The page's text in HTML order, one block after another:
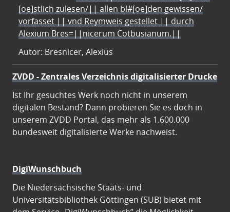
[oe]stlich zulesen/|| allen bl#[oe]den gewissen/
vorfasset || vnd Reymweis gestellet || durch
Alexium Bres=||nicerum Cotbusianum.||
Autor: Bresnicer, Alexius
ZVDD - Zentrales Verzeichnis digitalisierter Drucke
Ist Ihr gesuchtes Werk noch nicht in unserem
digitalen Bestand? Dann probieren Sie es doch in
unserem ZVDD Portal, das mehr als 1.600.000
bundesweit digitalisierte Werke nachweist.
DigiWunschbuch
Die Niedersächsische Staats- und
Universitätsbibliothek Göttingen (SUB) bietet mit